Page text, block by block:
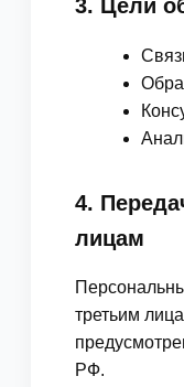
3. Цели
4.
лицам
третьим
РФ.